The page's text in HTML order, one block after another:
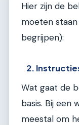
Hier zijn de
moeten
begrijpen):
2.
Wat gaat de
basis. Bij een
meestal om